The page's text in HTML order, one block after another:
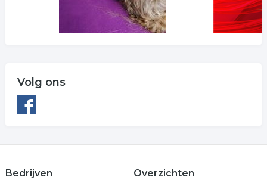
Volg ons
Bedrijven Overzichten